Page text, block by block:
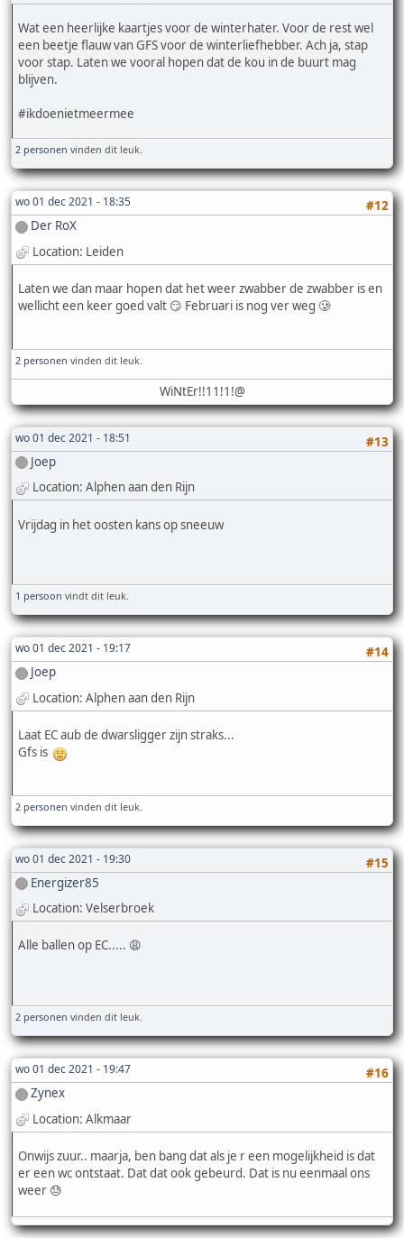
Wat een heerlijke kaartjes voor de winterhater. Voor de rest wel
een beetje flauw van GFS voor de winterliefhebber. Ach ja, stap
voor stap. Laten we vooral hopen dat de kou in de buurt mag
blijven.
#ikdoenietmeermee
2 personen vinden dit leuk.
wo 01 dec 2021 - 18:35
#12
Der RoX
Location: Leiden
Laten we dan maar hopen dat het weer zwabber de zwabber is en
wellicht een keer goed valt 😏 Februari is nog ver weg 🥲
2 personen vinden dit leuk.
WiNtEr!!11!1!@
wo 01 dec 2021 - 18:51
#13
Joep
Location: Alphen aan den Rijn
Vrijdag in het oosten kans op sneeuw
1 persoon vindt dit leuk.
wo 01 dec 2021 - 19:17
#14
Joep
Location: Alphen aan den Rijn
Laat EC aub de dwarsligger zijn straks...
Gfs is
2 personen vinden dit leuk.
wo 01 dec 2021 - 19:30
#15
Energizer85
Location: Velserbroek
Alle ballen op EC..... 😩
2 personen vinden dit leuk.
wo 01 dec 2021 - 19:47
#16
Zynex
Location: Alkmaar
Onwijs zuur.. maarja, ben bang dat als je r een mogelijkheid is dat
er een wc ontstaat. Dat dat ook gebeurd. Dat is nu eenmaal ons
weer 😓